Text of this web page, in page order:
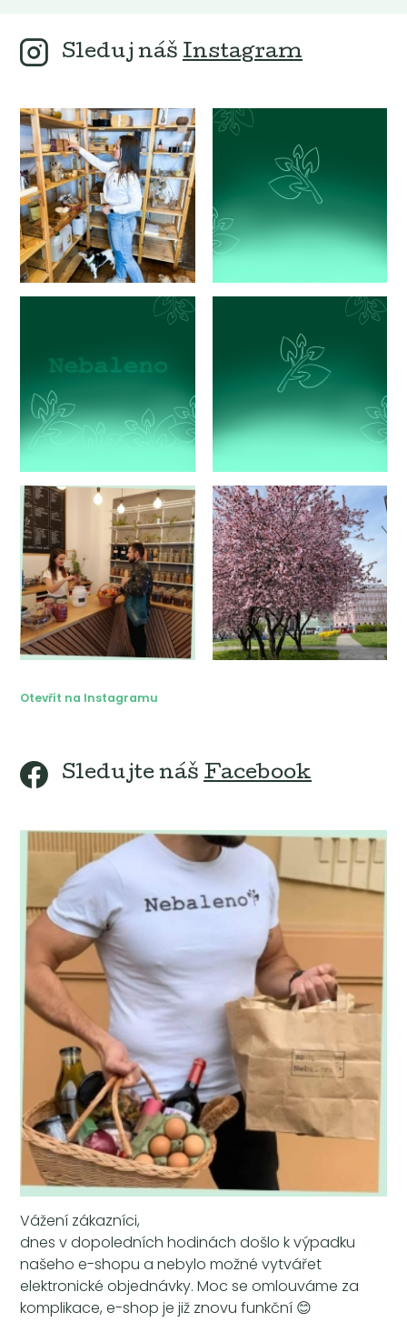
Sleduj náš Instagram
Otevřít na Instagramu
Sledujte náš Facebook
Vážení zákazníci,
dnes v dopoledních hodinách došlo k výpadku
našeho e-shopu a nebylo možné vytvářet
elektronické objednávky. Moc se omlouváme za
komplikace, e-shop je již znovu funkční 😊